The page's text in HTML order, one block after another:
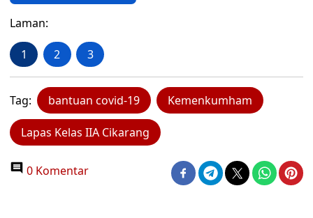
Laman:
1 2 3
Tag: bantuan covid-19 Kemenkumham
Lapas Kelas IIA Cikarang
0 Komentar